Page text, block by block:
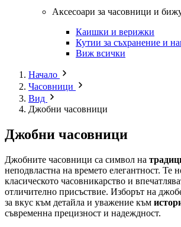
Аксесоари за часовници и
Каишки и верижки
Кутии за съхранение и
Виж всички
Начало
Часовници
Вид
Джобни часовници
Джобни часовници
Джобните часовници са символ на
неподвластна на времето елегантност. Те
класическото часовникарство и
отличително присъствие. Изборът на
за вкус към детайла и уважение към
съвременна прецизност и надеждност.